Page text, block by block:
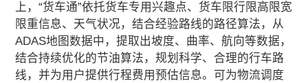
上，“货车通”依托货车专用兴趣点、货车限行限高限宽
限重信息、天气状况，结合经验路线的路径算法，从
ADAS地图数据中，提取出坡度、曲率、航向等数据，
结合持续优化的节油算法，规划科学、合理的行车路
线，并为用户提供行程费用预估信息。可为物流调度